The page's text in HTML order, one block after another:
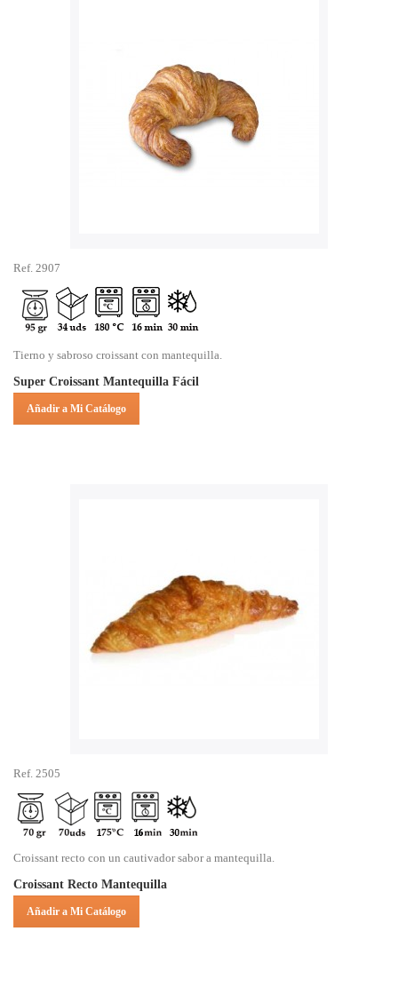
Ref. 2907
Tierno y sabroso croissant con mantequilla.
Super Croissant Mantequilla Fácil
Añadir a Mi Catálogo
Ref. 2505
Croissant recto con un cautivador sabor a mantequilla.
Croissant Recto Mantequilla
Añadir a Mi Catálogo